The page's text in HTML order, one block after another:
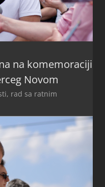
na komemoraciji
Novom
, rad sa ratnim